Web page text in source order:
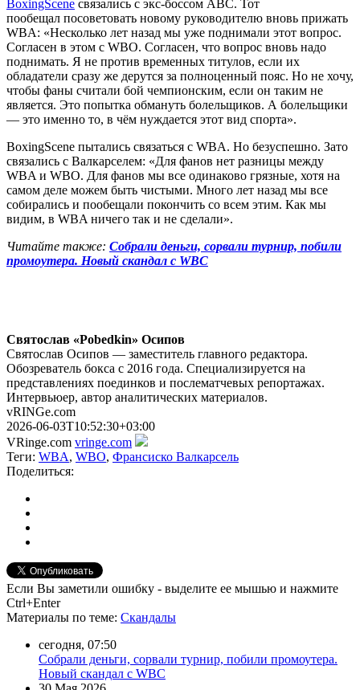
BoxingScene связались с экс-боссом АВС. Тот
пообещал посоветовать новому руководителю вновь прижать
WBA: «Несколько лет назад мы уже поднимали этот вопрос.
Согласен в этом с WBO. Согласен, что вопрос вновь надо
поднимать. Я не против временных титулов, если их
обладатели сразу же дерутся за полноценный пояс. Но не хочу,
чтобы фаны считали бой чемпионским, если он таким не
является. Это попытка обмануть болельщиков. А болельщики
— это именно то, в чём нуждается этот вид спорта».
BoxingScene пытались связаться с WBA. Но безуспешно. Зато
связались с Валкарселем: «Для фанов нет разницы между
WBA и WBO. Для фанов мы все одинаково грязные, хотя на
самом деле можем быть чистыми. Много лет назад мы все
собирались и пообещали покончить со всем этим. Как мы
видим, в WBA ничего так и не сделали».
Читайте также: Собрали деньги, сорвали турнир, побили
промоутера. Новый скандал с WBC
Святослав «Pobedkin» Осипов
Святослав Осипов — заместитель главного редактора.
Обозреватель бокса с 2016 года. Специализируется на
представлениях поединков и послематчевых репортажах.
Интервьюер, автор аналитических материалов.
vRINGe.com
2026-06-03T10:52:30+03:00
VRinge.com vringe.com
Теги: WBA, WBO, Франсиско Валкарсель
Поделиться:
Если Вы заметили ошибку - выделите ее мышью и нажмите
Ctrl+Enter
Материалы по теме: Скандалы
сегодня, 07:50
Собрали деньги, сорвали турнир, побили промоутера.
Новый скандал с WBC